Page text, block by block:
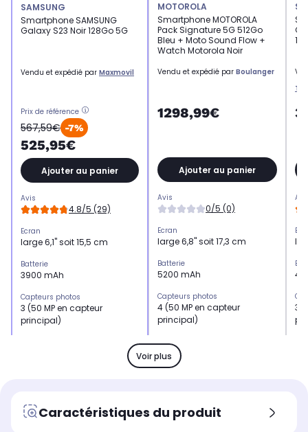
SAMSUNG
Smartphone SAMSUNG
Galaxy S23 Noir 128Go 5G
Vendu et expédié par Maxmovil
Prix de référence
567,59€ -7%
525,95€
Ajouter au panier
Avis
4.8/5 (29)
Ecran
large 6,1" soit 15,5 cm
Batterie
3900 mAh
Capteurs photos
3 (50 MP en capteur
principal)
Résolution
50 mégapixels+ 12
MOTOROLA
Smartphone MOTOROLA
Pack Signature 5G 512Go
Bleu + Moto Sound Flow +
Watch Motorola Noir
Vendu et expédié par Boulanger
1298,99€
Ajouter au panier
Avis
0/5 (0)
Ecran
large 6,8" soit 17,3 cm
Batterie
5200 mAh
Capteurs photos
4 (50 MP en capteur
principal)
Mémoire RAM
16 Go
Résolution
50 mégapixels + 50
3
Voir plus
Caractéristiques du produit